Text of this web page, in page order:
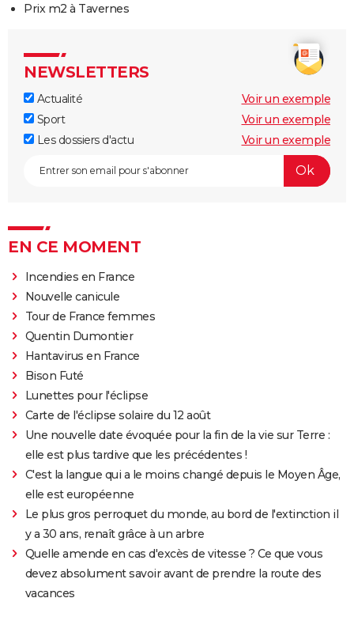
Prix m2 à Tavernes
NEWSLETTERS
Actualité
Voir un exemple
Sport
Voir un exemple
Les dossiers d'actu
Voir un exemple
EN CE MOMENT
Incendies en France
Nouvelle canicule
Tour de France femmes
Quentin Dumontier
Hantavirus en France
Bison Futé
Lunettes pour l'éclipse
Carte de l'éclipse solaire du 12 août
Une nouvelle date évoquée pour la fin de la vie sur Terre :
elle est plus tardive que les précédentes !
C'est la langue qui a le moins changé depuis le Moyen Âge,
elle est européenne
Le plus gros perroquet du monde, au bord de l'extinction il
y a 30 ans, renaît grâce à un arbre
Quelle amende en cas d'excès de vitesse ? Ce que vous
devez absolument savoir avant de prendre la route des
vacances